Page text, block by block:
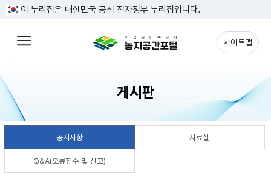
이 누리집은 대한민국 공식 전자정부 누리집입니다.
본문 바로가기
사이트맵
게시판
공지사항 자료실
Q&A(오류접수 및 신고)